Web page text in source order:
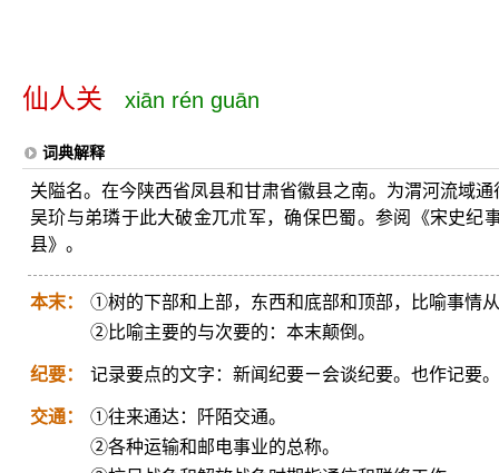
仙人关 xiān rén guān
词典解释
关隘名。在今陕西省凤县和甘肃省徽县之南。为渭河流域
吴玠与弟璘于此大破金兀朮军，确保巴蜀。参阅《宋史纪
县》。
本末：
①树的下部和上部，东西和底部和顶部，比喻事情
②比喻主要的与次要的：本末颠倒。
纪要： 记录要点的文字：新闻纪要ㄧ会谈纪要。也作记要。
交通：
①往来通达：阡陌交通。
②各种运输和邮电事业的总称。